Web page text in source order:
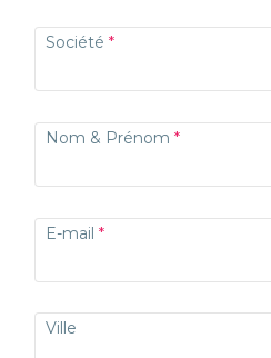
Société
Nom & Prénom
E-mail
Ville